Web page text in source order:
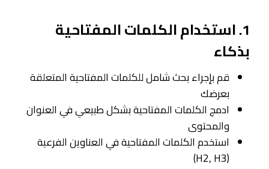
1. استخدام الكلمات المفتاحية
بذكاء
قم بإجراء بحث شامل للكلمات المفتاحية المتعلقة
بعرضك
ادمج الكلمات المفتاحية بشكل طبيعي في العنوان
والمحتوى
استخدم الكلمات المفتاحية في العناوين الفرعية
(H2, H3)